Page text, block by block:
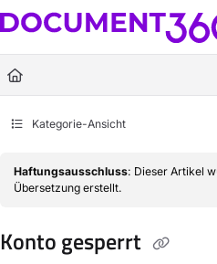
Documentation Index
Fetch the complete documentation index
Use this file to discover all available
Kategorie-Ansicht
Haftungsausschluss: Dieser Artikel
Übersetzung erstellt.
Konto gesperrt